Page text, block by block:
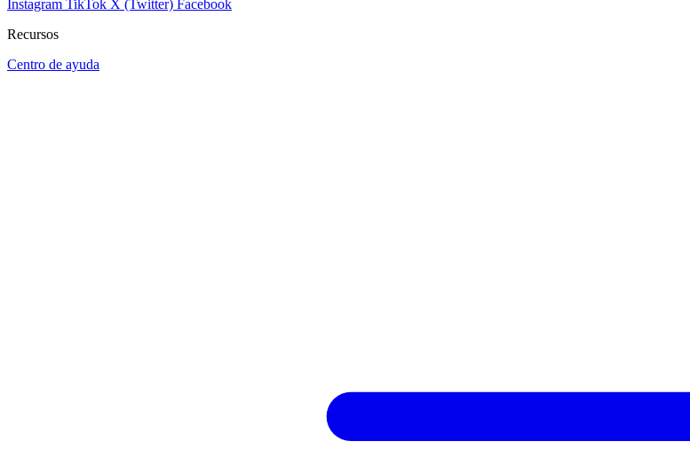
Instagram TikTok X (Twitter) Facebook
Recursos
Centro de ayuda